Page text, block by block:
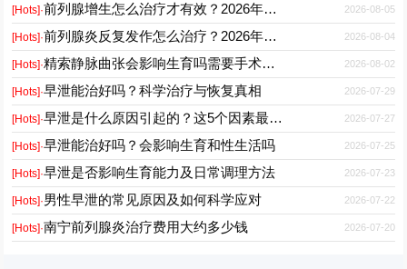
[Hots]·前列腺增生怎么治疗才有效？2026年最新诊疗方案与护理要点 2026-08-05
[Hots]·前列腺炎反复发作怎么治疗？2026年科学用药与日常护理指南 2026-08-04
[Hots]·精索静脉曲张会影响生育吗需要手术吗能自愈吗 2026-08-02
[Hots]·早泄能治好吗？科学治疗与恢复真相 2026-07-29
[Hots]·早泄是什么原因引起的？这5个因素最常见 2026-07-27
[Hots]·早泄能治好吗？会影响生育和性生活吗 2026-07-25
[Hots]·早泄是否影响生育能力及日常调理方法 2026-07-23
[Hots]·男性早泄的常见原因及如何科学应对 2026-07-22
[Hots]·南宁前列腺炎治疗费用大约多少钱 2026-07-20